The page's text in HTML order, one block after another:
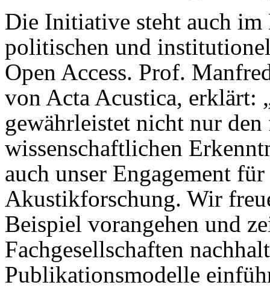
Die Initiative steht auch
politischen und
Open Access. Prof.
von Acta Acustica, erklärt:
gewährleistet nicht nur
wissenschaftlichen
auch unser Engagement
Akustikforschung. Wir
Beispiel vorangehen und
Fachgesellschaften
Publikationsmodelle